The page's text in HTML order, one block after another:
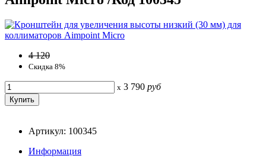
4 120
Скидка 8%
x 3 790 руб
Артикул: 100345
Информация